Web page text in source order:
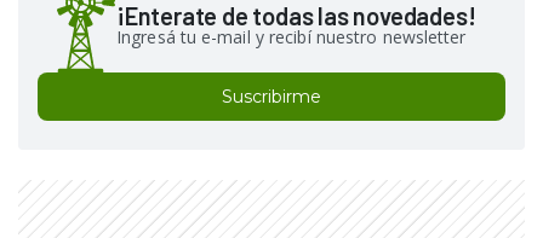
¡Enterate de todas las novedades!
Ingresá tu e-mail y recibí nuestro newsletter
Suscribirme